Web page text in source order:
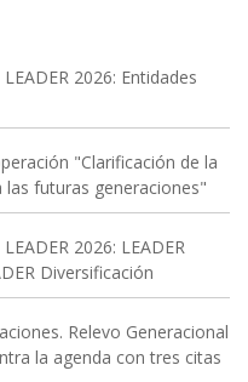
2026: Entidades
"Clarificación de la
las futuras generaciones"
2026: LEADER
Diversificación
Relevo Generacional
la agenda con tres citas